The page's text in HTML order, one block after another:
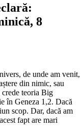
8
de unde am venit,
din nimic, sau
teoria Big
în Geneza 1,2. Dacă
scop. Dar, dacă am
fapt are mari